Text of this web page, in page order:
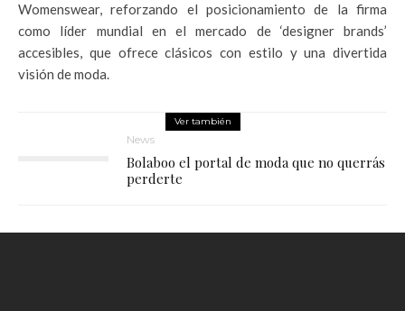
Womenswear, reforzando el posicionamiento de la firma
como líder mundial en el mercado de ‘designer brands’
accesibles, que ofrece clásicos con estilo y una divertida
visión de moda.
Ver también
News
Bolaboo el portal de moda que no querrás
perderte